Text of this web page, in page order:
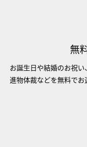
無
お誕生日や結婚のお祝
進物体裁などを無料でお